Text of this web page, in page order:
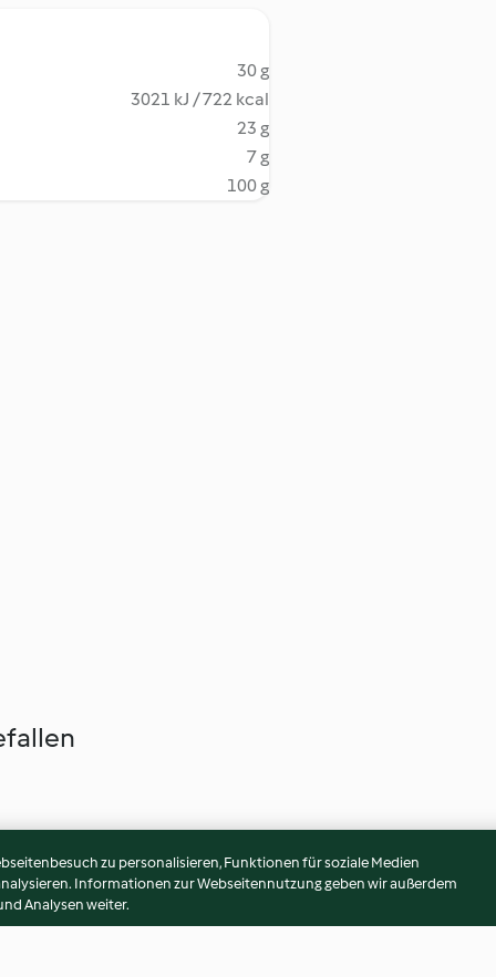
30 g
3021 kJ / 722 kcal
23 g
7 g
100 g
zu personalisieren, Funktionen für soziale Medien
Informationen zur Webseitennutzung geben wir außerdem
Analysen weiter.